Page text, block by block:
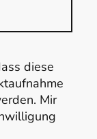
diese
Mir